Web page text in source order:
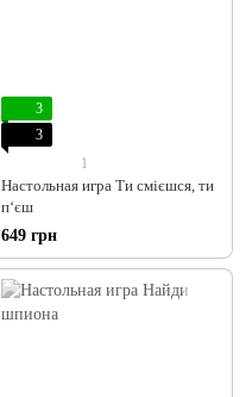
3
3
1
Настольная игра Ти смієшся, ти
п‘єш
649 грн